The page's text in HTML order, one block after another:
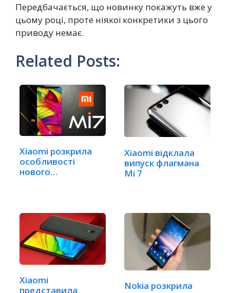
Передбачається, що новинку покажуть вже у
цьому році, проте ніякої конкретики з цього
приводу немає.
Related Posts:
Xiaomi розкрила
особливості
нового
Xiaomi відклала
випуск флагмана
Mi 7
Xiaomi
представила
Nokia розкрила